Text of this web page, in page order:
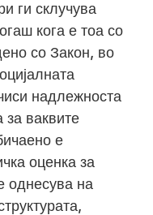
ги склучува
кога е тоа со
со Закон, во
надлежноста
за ваквите
е
оценка за
однесува на